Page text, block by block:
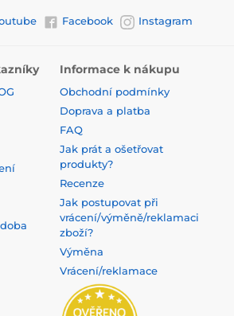
Facebook Instagram
Informace k nákupu
Obchodní podmínky
Doprava a platba
FAQ
Jak prát a ošetřovat
produkty?
Recenze
Jak postupovat při
vrácení/výměně/reklamaci
zboží?
Výměna
Vrácení/reklamace